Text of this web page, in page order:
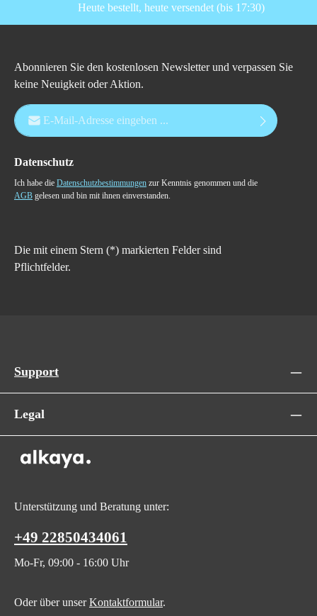
Heute bestellt, heute versendet (bis 17:30)
Abonnieren Sie den kostenlosen Newsletter und verpassen Sie
keine Neuigkeit oder Aktion.
E-Mail-Adresse*
Datenschutz
Ich habe die Datenschutzbestimmungen zur Kenntnis genommen und die
AGB gelesen und bin mit ihnen einverstanden.
Die mit einem Stern (*) markierten Felder sind
Pflichtfelder.
Support
Legal
Unterstützung und Beratung unter:
+49 22850434061
Mo-Fr, 09:00 - 16:00 Uhr
Oder über unserKontaktformular.